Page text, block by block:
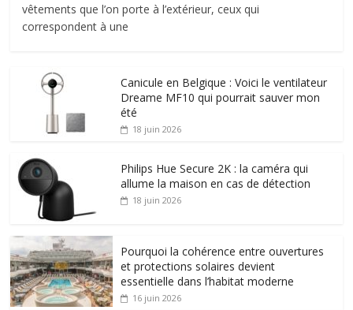
vêtements que l’on porte à l’extérieur, ceux qui
correspondent à une
Canicule en Belgique : Voici le ventilateur
Dreame MF10 qui pourrait sauver mon
été
18 juin 2026
Philips Hue Secure 2K : la caméra qui
allume la maison en cas de détection
18 juin 2026
Pourquoi la cohérence entre ouvertures
et protections solaires devient
essentielle dans l’habitat moderne
16 juin 2026